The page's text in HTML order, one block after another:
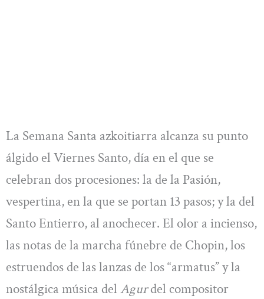
La Semana Santa azkoitiarra alcanza su punto
álgido el Viernes Santo, día en el que se
celebran dos procesiones: la de la Pasión,
vespertina, en la que se portan 13 pasos; y la del
Santo Entierro, al anochecer. El olor a incienso,
las notas de la marcha fúnebre de Chopin, los
estruendos de las lanzas de los “armatus” y la
nostálgica música del Agurdel compositor